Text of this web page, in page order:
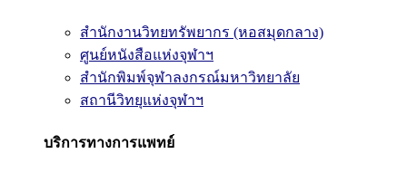
สำนักงานวิทยทรัพยากร (หอสมุดกลาง)
ศูนย์หนังสือแห่งจุฬาฯ
สำนักพิมพ์จุฬาลงกรณ์มหาวิทยาลัย
สถานีวิทยุแห่งจุฬาฯ
บริการทางการแพทย์